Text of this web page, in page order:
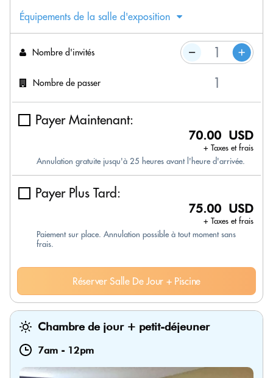
Équipements de la salle d'exposition
Nombre d'invités
Nombre de passer
Payer Maintenant:
70.00 USD
+ Taxes et frais
Annulation gratuite jusqu'à 25 heures avant l'heure d'arrivée.
Payer Plus Tard:
75.00 USD
+ Taxes et frais
Paiement sur place. Annulation possible à tout moment sans
frais.
Réserver Salle De Jour + Piscine
Chambre de jour + petit-déjeuner
7am - 12pm